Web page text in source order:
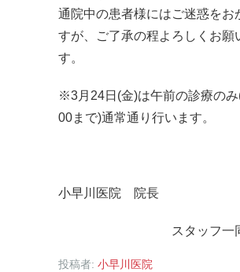
通院中の患者様にはご迷惑をお
すが、ご了承の程よろしくお願
す。
※3月24日(金)は午前の診療のみ
00まで)通常通り行います。
小早川医院 院長
スタッフ一
投稿者: 小早川医院